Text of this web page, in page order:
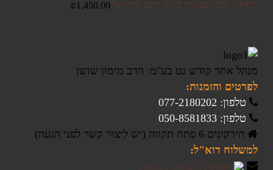
תפילין לבר מצווה כשר דגם אריאל
₪1,450.00
מנהל אתר קודש נט בע"מ: הרב מימון שושן
לפרטים והזמנות:
טלפון: 077-2180202
טלפון: 050-8581833
הירקונים 6 פתח תקווה (יש ליצור קשר לפני הגעה)
למשלוח דוא"ל: